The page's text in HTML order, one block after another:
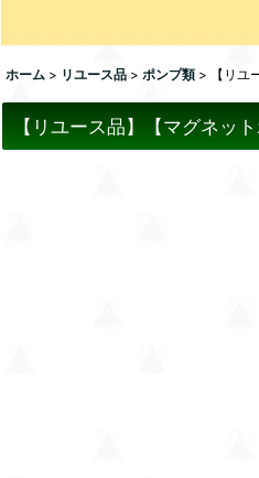
ホーム > リユース品 > ポンプ類 > 【リ
【リユース品】【マグネッ